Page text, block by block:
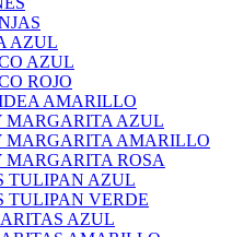
AZUL
AZUL
ROJO
AMARILLO
MARGARITA AZUL
MARGARITA AMARILLO
MARGARITA ROSA
TULIPAN AZUL
TULIPAN VERDE
AZUL